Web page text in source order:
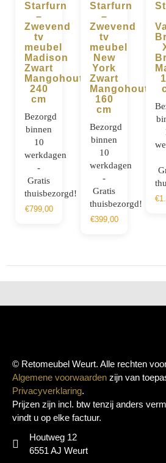
BESTELLEN
Starfurn
–
Zwevend
tv
meubel
Madison
Zwart
Mangohout
240
cm
Bezorgd
binnen
10
werkdagen
-
Gratis
thuisbezorgd!
€799,00
BESTELLEN
Starfurn
–
Zwevend
tv
meubel
New
York
Zwart
Mangohout
160
cm
Bezorgd
binnen
10
werkdagen
-
Gratis
thuisbezorgd!
€399,00
€
© Retomeubel Weurt. Alle rechten
Algemene voorwaarden zijn van
Privacyverklaring.
Prijzen zijn incl. btw tenzij anders
vindt u op elke factuur.
Houtweg 12
6551 AJ Weurt